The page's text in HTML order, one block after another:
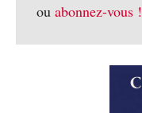
ou abonnez-vous !